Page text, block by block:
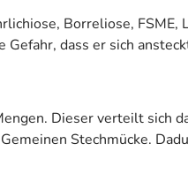
Borreliose,
dass er sich
Dieser verteilt sich
Stechmücke.